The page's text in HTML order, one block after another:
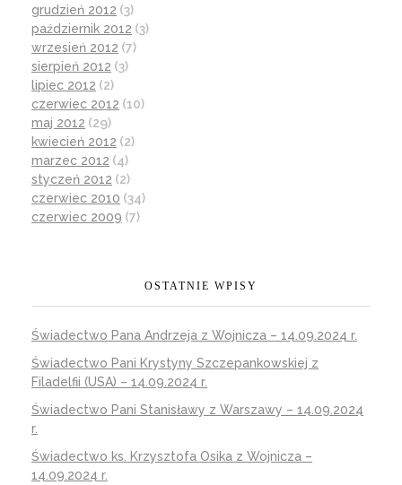
grudzień 2012 (3)
październik 2012 (3)
wrzesień 2012 (7)
sierpień 2012 (3)
lipiec 2012 (2)
czerwiec 2012 (10)
maj 2012 (29)
kwiecień 2012 (2)
marzec 2012 (4)
styczeń 2012 (2)
czerwiec 2010 (34)
czerwiec 2009 (7)
OSTATNIE WPISY
Świadectwo Pana Andrzeja z Wojnicza – 14.09.2024 r.
Świadectwo Pani Krystyny Szczepankowskiej z
Filadelfii (USA) – 14.09.2024 r.
Świadectwo Pani Stanisławy z Warszawy – 14.09.2024
r.
Świadectwo ks. Krzysztofa Osika z Wojnicza –
14.09.2024 r.